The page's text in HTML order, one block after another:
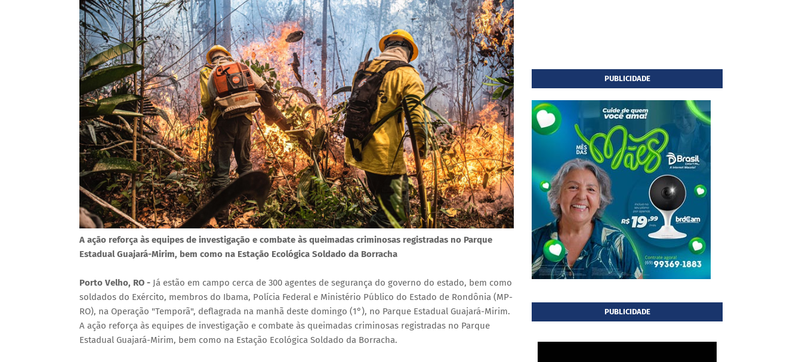
A ação reforça às equipes de investigação e combate às queimadas criminosas registradas no Parque
Estadual Guajará-Mirim, bem como na Estação Ecológica Soldado da Borracha
Porto Velho, RO - Já estão em campo cerca de 300 agentes de segurança do governo do estado, bem como
soldados do Exército, membros do Ibama, Polícia Federal e Ministério Público do Estado de Rondônia (MP-
RO), na Operação "Temporã", deflagrada na manhã deste domingo (1°), no Parque Estadual Guajará-Mirim.
A ação reforça às equipes de investigação e combate às queimadas criminosas registradas no Parque
Estadual Guajará-Mirim, bem como na Estação Ecológica Soldado da Borracha.
PUBLICIDADE
PUBLICIDADE